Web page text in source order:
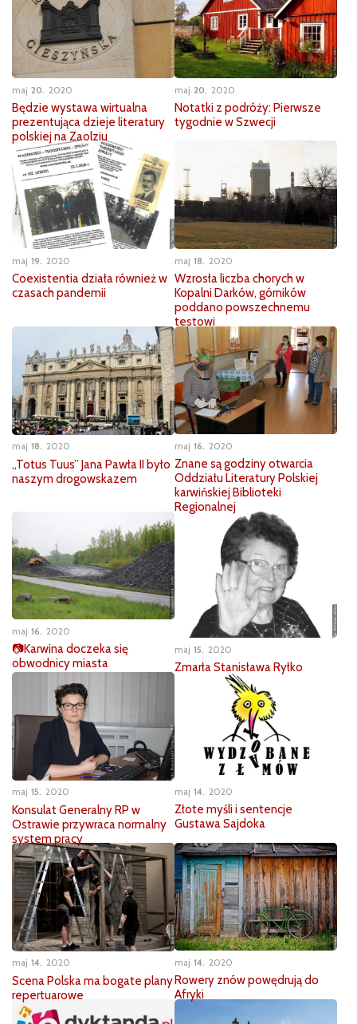
maj 20 2020
Będzie wystawa wirtualna
prezentująca dzieje literatury
polskiej na Zaolziu
maj 20 2020
Notatki z podróży: Pierwsze
tygodnie w Szwecji
maj 19 2020
Coexistentia działa również w
czasach pandemii
maj 18 2020
Wzrosła liczba chorych w
Kopalni Darków, górników
poddano powszechnemu
testowi
maj 18 2020
„Totus Tuus” Jana Pawła II było
naszym drogowskazem
maj 16 2020
Znane są godziny otwarcia
Oddziału Literatury Polskiej
karwińskiej Biblioteki
Regionalnej
maj 16 2020
📷Karwina doczeka się
obwodnicy miasta
maj 15 2020
Zmarła Stanisława Ryłko
maj 15 2020
Konsulat Generalny RP w
Ostrawie przywraca normalny
system pracy
maj 14 2020
Złote myśli i sentencje
Gustawa Sajdoka
maj 14 2020
Scena Polska ma bogate plany
repertuarowe
maj 14 2020
Rowery znów powędrują do
Afryki